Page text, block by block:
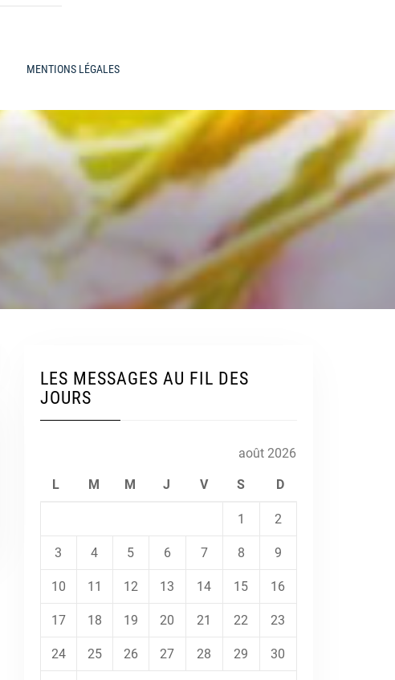
MENTIONS LÉGALES
LES MESSAGES AU FIL DES
JOURS
août 2026
L M M J V S D
1 2
3 4 5 6 7 8 9
10 11 12 13 14 15 16
17 18 19 20 21 22 23
24 25 26 27 28 29 30